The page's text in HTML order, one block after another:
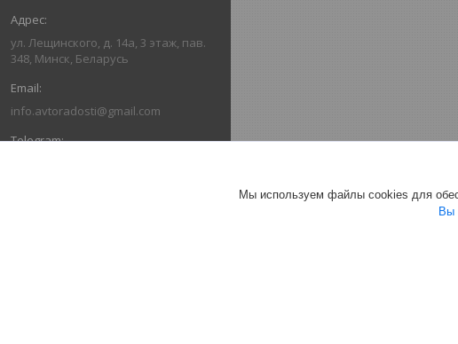
ул. Лещинского, д. 14а, 3 этаж, пав.
348, Минск, Беларусь
info.avtoradosti@gmail.com
Мы используем файлы cookies для
Вы